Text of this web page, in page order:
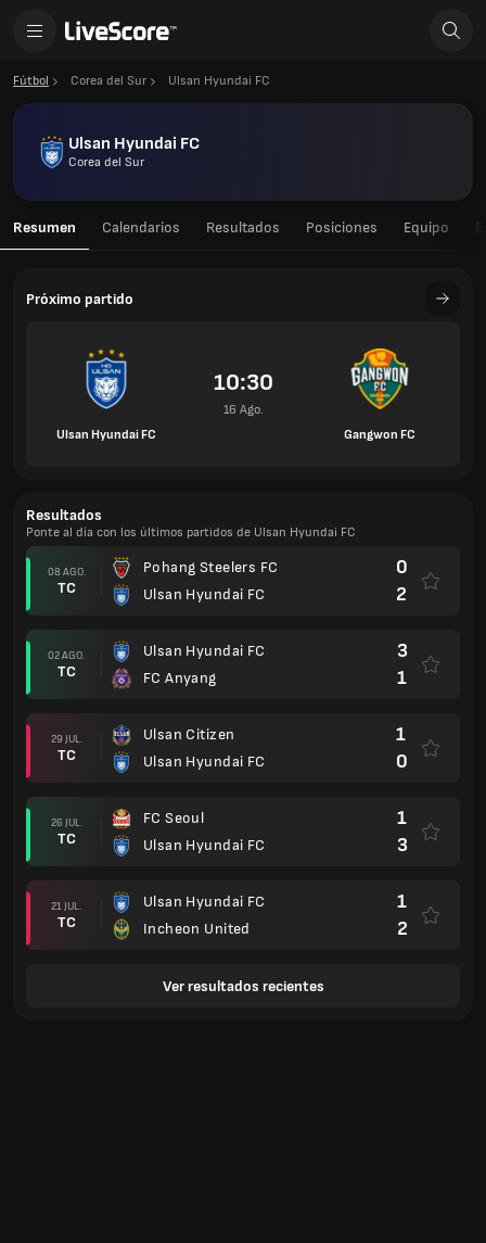
Fútbol Corea del Sur Ulsan Hyundai FC
Ulsan Hyundai FC
Corea del Sur
Resumen Calendarios Resultados Posiciones Equipo
Próximo partido
Ulsan Hyundai FC
10:30
16 Ago.
Gangwon FC
Resultados
Ponte al día con los últimos partidos de Ulsan Hyundai FC
08 AGO.
TC
Pohang Steelers FC
Ulsan Hyundai FC
0
2
02 AGO.
TC
Ulsan Hyundai FC
FC Anyang
3
1
29 JUL.
TC
Ulsan Citizen
Ulsan Hyundai FC
1
0
26 JUL.
TC
FC Seoul
Ulsan Hyundai FC
1
3
21 JUL.
TC
Ulsan Hyundai FC
Incheon United
1
2
Ver resultados recientes